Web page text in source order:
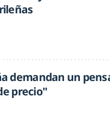
demandan un
precio"